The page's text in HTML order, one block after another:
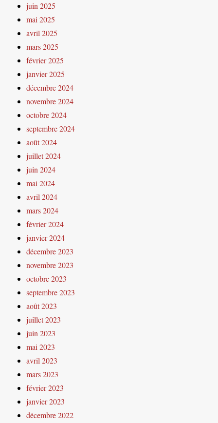
juin 2025
mai 2025
avril 2025
mars 2025
février 2025
janvier 2025
décembre 2024
novembre 2024
octobre 2024
septembre 2024
août 2024
juillet 2024
juin 2024
mai 2024
avril 2024
mars 2024
février 2024
janvier 2024
décembre 2023
novembre 2023
octobre 2023
septembre 2023
août 2023
juillet 2023
juin 2023
mai 2023
avril 2023
mars 2023
février 2023
janvier 2023
décembre 2022